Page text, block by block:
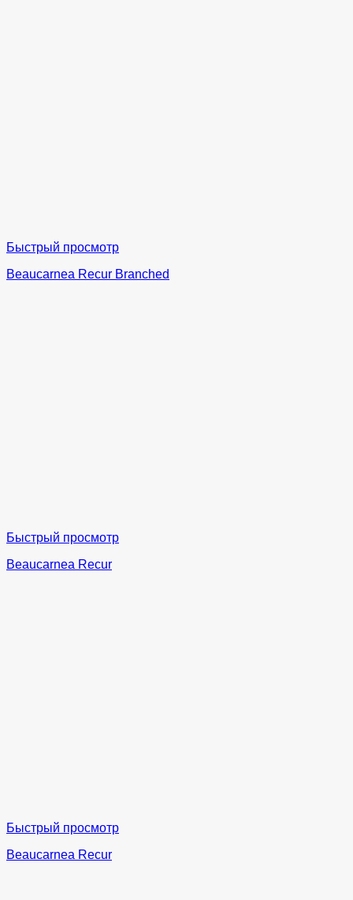
Быстрый просмотр
Beaucarnea Recur Branched
Быстрый просмотр
Beaucarnea Recur
Быстрый просмотр
Beaucarnea Recur